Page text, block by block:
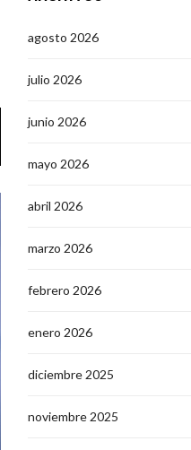
agosto 2026
julio 2026
junio 2026
mayo 2026
abril 2026
marzo 2026
febrero 2026
enero 2026
diciembre 2025
noviembre 2025